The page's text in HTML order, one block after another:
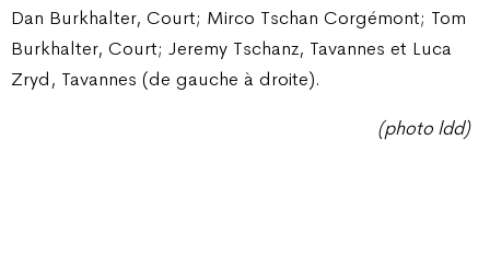
Dan Burkhalter, Court; Mirco Tschan Corgémont; Tom
Burkhalter, Court; Jeremy Tschanz, Tavannes et Luca
Zryd, Tavannes (de gauche à droite).
(photo ldd)